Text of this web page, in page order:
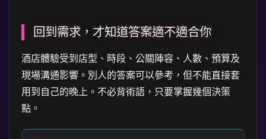
回到需求，才知道答案適不適合你
酒店體驗受到店型、時段、公關陣容、人數、預算及
現場溝通影響。別人的答案可以參考，但不能直接套
用到自己的晚上。不必背術語，只要掌握幾個決策
點。